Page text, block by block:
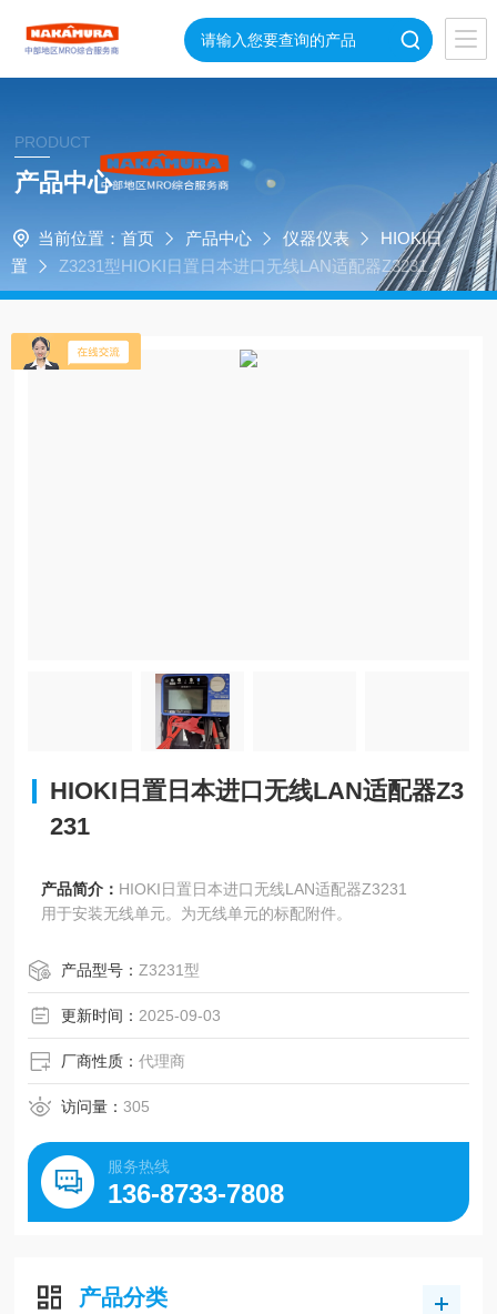
PRODUCT
产品中心
当前位置： 首页 产品中心 仪器仪表
HIOKI日
置
Z3231型HIOKI日置日本进口无线LAN适配器Z3231
HIOKI日置日本进口无线LAN适配器Z3
231
产品简介： HIOKI日置日本进口无线LAN适配器Z3231
用于安装无线单元。为无线单元的标配附件。
产品型号： Z3231型
更新时间： 2025-09-03
厂商性质：代理商
访问量：305
服务热线
136-8733-7808
产品分类